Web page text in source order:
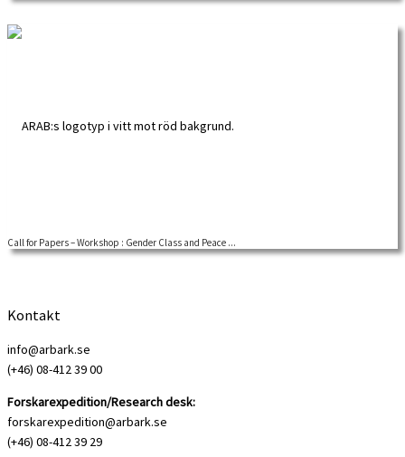
Thursday 5th – Friday 6th February 2026Arbetarrörelsens Arkiv och
Call for Papers – Workshop : Gender Class and Peace ...
Kontakt
info@arbark.se
(+46) 08-412 39 00
Forskarexpedition/Research desk:
forskarexpedition@arbark.se
(+46) 08-412 39 29